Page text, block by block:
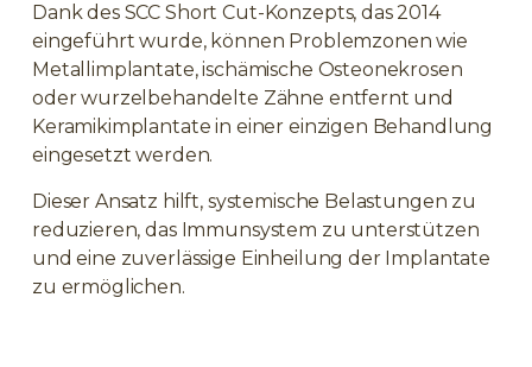
Dank des SCC Short Cut-Konzepts, das 2014
eingeführt wurde, können Problemzonen wie
Metallimplantate, ischämische Osteonekrosen
oder wurzelbehandelte Zähne entfernt und
Keramikimplantate in einer einzigen Behandlung
eingesetzt werden.
Dieser Ansatz hilft, systemische Belastungen zu
reduzieren, das Immunsystem zu unterstützen
und eine zuverlässige Einheilung der Implantate
zu ermöglichen.